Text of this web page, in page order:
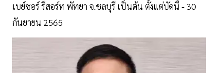
เบย์ชอร์ รีสอร์ท พัทยา จ.ชลบุรี เป็นต้น ตั้งแต่บัดนี้ - 30
กันยายน 2565